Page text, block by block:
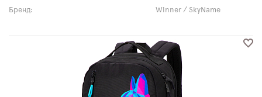
Бренд: Winner / SkyName